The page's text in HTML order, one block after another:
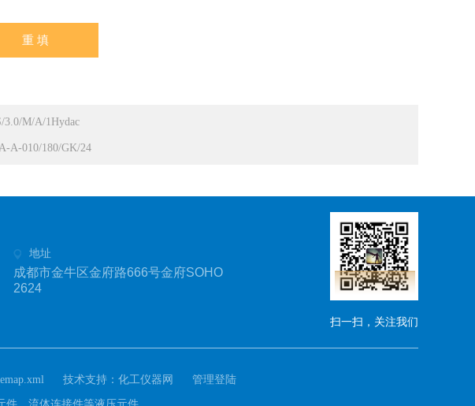
M/A/1Hydac
A-010/180/GK/24
地址
成都市金牛区金府路666号金府SOHO
2624
扫一扫，关注我们
技术支持： 化工仪器网 管理登陆